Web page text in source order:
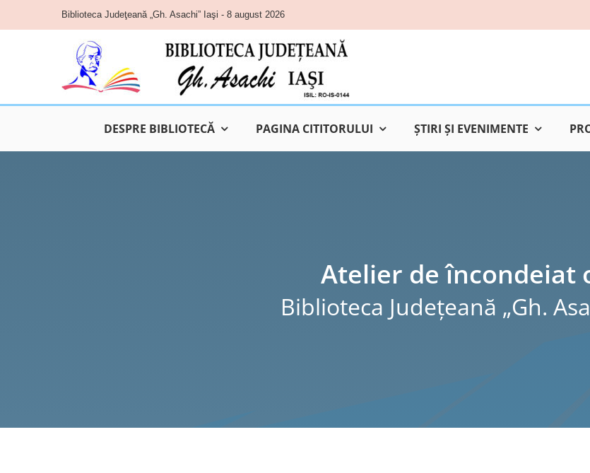
content
Biblioteca Judeţeană „Gh. Asachi” Iaşi - 8 august 2026
DESPRE BIBLIOTECĂ PAGINA CITITORULUI ŞTIRI ŞI EVENIMENTE
Atelier de încondeiat
Biblioteca Judeţeană „Gh.